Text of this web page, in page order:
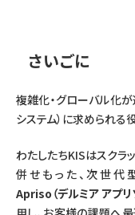
さいごに
複雑化・グローバル化
システム）に求められる
わたしたちKISはスクラ
併せもった、次世代
Apriso（デルミア アプリ